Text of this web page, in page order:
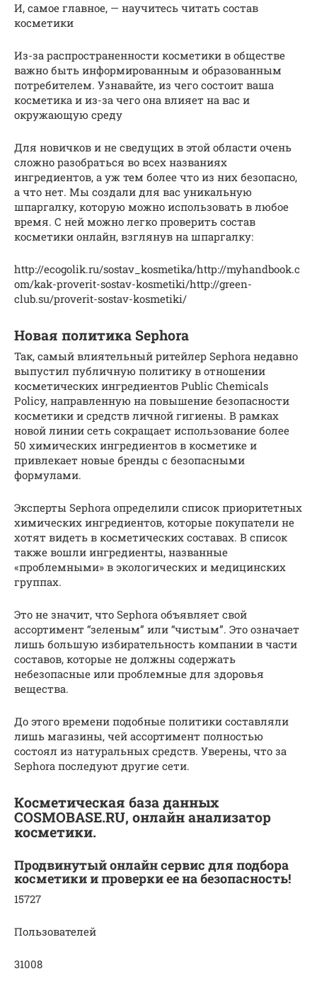
И, самое главное, — научитесь читать состав
косметики
Из-за распространенности косметики в обществе
важно быть информированным и образованным
потребителем. Узнавайте, из чего состоит ваша
косметика и из-за чего она влияет на вас и
окружающую среду
Для новичков и не сведущих в этой области очень
сложно разобраться во всех названиях
ингредиентов, а уж тем более что из них безопасно,
а что нет. Мы создали для вас уникальную
шпаргалку, которую можно использовать в любое
время. С ней можно легко проверить состав
косметики онлайн, взглянув на шпаргалку:
http://ecogolik.ru/sostav_kosmetika/http://myhandbook.c
om/kak-proverit-sostav-kosmetiki/http://green-
club.su/proverit-sostav-kosmetiki/
Новая политика Sephora
Так, самый влиятельный ритейлер Sephora недавно
выпустил публичную политику в отношении
косметических ингредиентов Public Chemicals
Policy, направленную на повышение безопасности
косметики и средств личной гигиены. В рамках
новой линии сеть сокращает использование более
50 химических ингредиентов в косметике и
привлекает новые бренды с безопасными
формулами.
Эксперты Sephora определили список приоритетных
химических ингредиентов, которые покупатели не
хотят видеть в косметических составах. В список
также вошли ингредиенты, названные
«проблемными» в экологических и медицинских
группах.
Это не значит, что Sephora объявляет свой
ассортимент “зеленым” или “чистым”. Это означает
лишь большую избирательность компании в части
составов, которые не должны содержать
небезопасные или проблемные для здоровья
вещества.
До этого времени подобные политики составляли
лишь магазины, чей ассортимент полностью
состоял из натуральных средств. Уверены, что за
Sephora последуют другие сети.
Косметическая база данных
COSMOBASE.RU, онлайн анализатор
косметики.
Продвинутый онлайн сервис для подбора
косметики и проверки ее на безопасность!
15727
Пользователей
31008